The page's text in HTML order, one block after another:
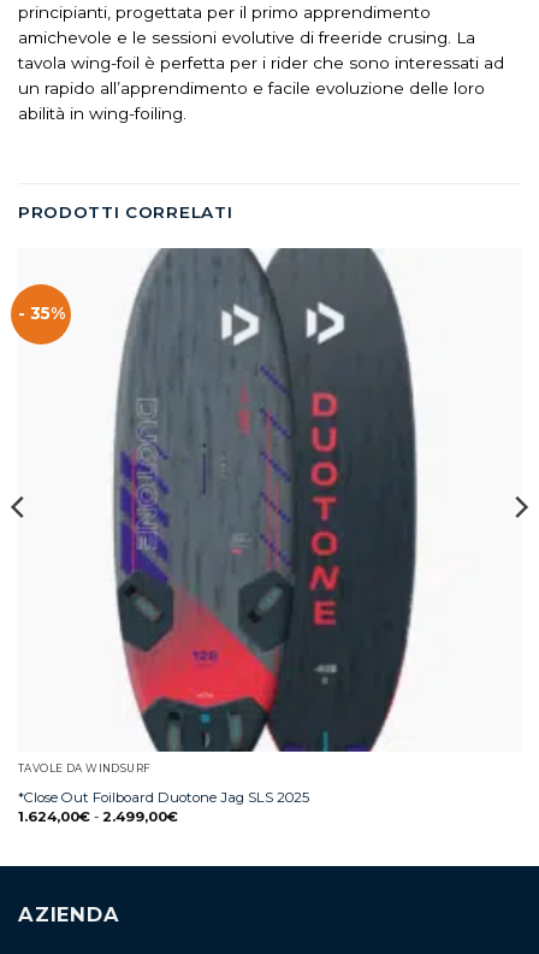
principianti, progettata per il primo apprendimento
amichevole e le sessioni evolutive di freeride crusing. La
tavola wing-foil è perfetta per i rider che sono interessati ad
un rapido all’apprendimento e facile evoluzione delle loro
abilità in wing-foiling.
PRODOTTI CORRELATI
- 35%
TAVOLE DA WINDSURF
*Close Out Foilboard Duotone Jag SLS 2025
1.624,00€ - 2.499,00€
AZIENDA